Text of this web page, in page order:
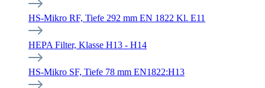
HS-Mikro RF, Tiefe 292 mm EN 1822 Kl. E11
HEPA Filter, Klasse H13 - H14
HS-Mikro SF, Tiefe 78 mm EN1822:H13